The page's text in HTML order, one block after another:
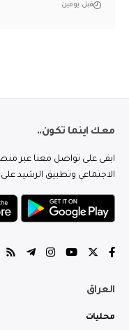
قبل يومين
معك اينما تكون..
ابقى على تواصل معنا عبر
الاجتماعي وتطبيق الرشيد على
العراق
محليات